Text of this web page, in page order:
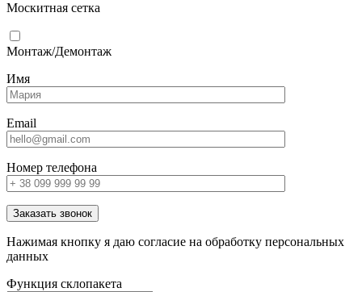
Москитная сетка
Монтаж/Демонтаж
Имя
Email
Номер телефона
Заказать звонок
Нажимая кнопку я даю согласие на обработку персональных
данных
Функция склопакета